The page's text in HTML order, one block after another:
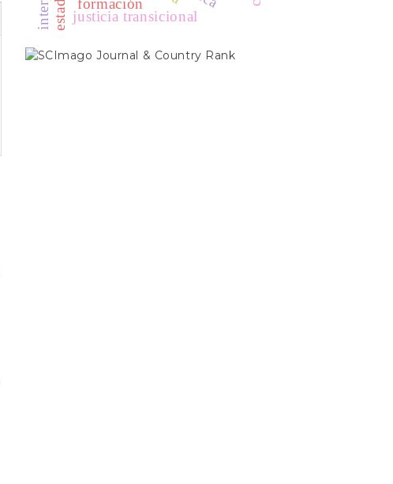
formación
justicia transicional
SCIMAGO